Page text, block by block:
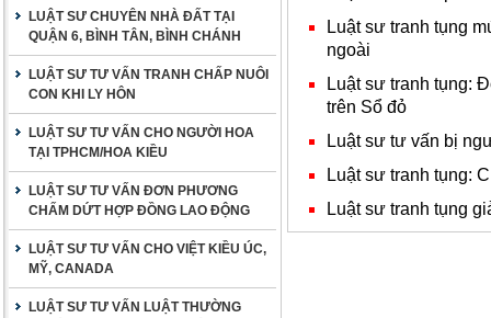
LUẬT SƯ CHUYÊN NHÀ ĐẤT TẠI
QUẬN 6, BÌNH TÂN, BÌNH CHÁNH
LUẬT SƯ TƯ VẤN TRANH CHẤP NUÔI
CON KHI LY HÔN
LUẬT SƯ TƯ VẤN CHO NGƯỜI HOA
TẠI TPHCM/HOA KIỀU
LUẬT SƯ TƯ VẤN ĐƠN PHƯƠNG
CHẤM DỨT HỢP ĐỒNG LAO ĐỘNG
LUẬT SƯ TƯ VẤN CHO VIỆT KIỀU ÚC,
MỸ, CANADA
LUẬT SƯ TƯ VẤN LUẬT THƯỜNG
Luật sư tranh tụng
ngoài
Luật sư tranh tụng:
trên Sổ đỏ
Luật sư tư vấn bị
Luật sư tranh tụng:
Luật sư tranh tụng